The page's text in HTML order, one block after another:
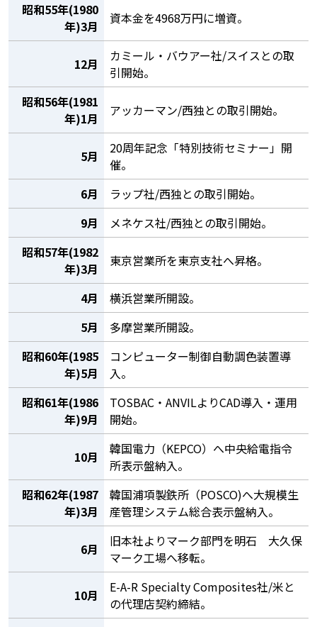
昭和55年(1980
年)3月
資本金を4968万円に増資。
12月
カミール・バウアー社/スイスとの取
引開始。
昭和56年(1981
年)1月
アッカーマン/西独との取引開始。
5月
20周年記念「特別技術セミナー」開
催。
6月
ラップ社/西独との取引開始。
9月
メネケス社/西独との取引開始。
昭和57年(1982
年)3月
東京営業所を東京支社へ昇格。
4月
横浜営業所開設。
5月
多摩営業所開設。
昭和60年(1985
年)5月
コンピューター制御自動調色装置導
入。
昭和61年(1986
年)9月
TOSBAC・ANVILよりCAD導入・運用
開始。
10月
韓国電力（KEPCO）へ中央給電指令
所表示盤納入。
昭和62年(1987
年)3月
韓国浦項製鉄所（POSCO)へ大規模生
産管理システム総合表示盤納入。
6月
旧本社よりマーク部門を明石 大久保
マーク工場へ移転。
10月
E-A-R Specialty Composites社/米と
の代理店契約締結。